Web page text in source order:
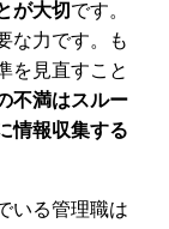
が大切です。
な力です。も
を見直すこと
不満はスルー
情報収集する
いる管理職は